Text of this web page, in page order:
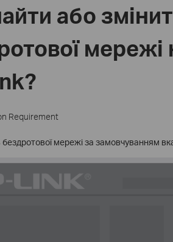
або
мережі
Requirement
бездротової мережі за замовчуванням